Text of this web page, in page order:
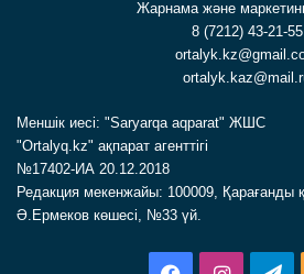
Жарнама және
8 (7212) 43-21-55
Меншік иесі: "Saryarqa aqparat" ЖШС
"Ortalyq.kz" ақпарат агенттігі
№17402-ИА 20.12.2018
Редакция мекенжайы: 100009, Қарағанды
Ә.Ермеков көшесі, №33 үй.